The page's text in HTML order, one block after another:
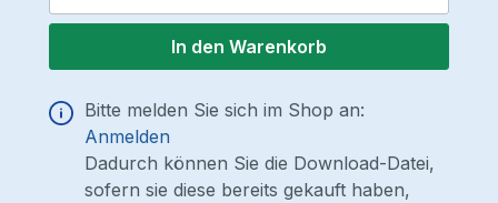
In den Warenkorb
Bitte melden Sie sich im Shop an:
Anmelden
Dadurch können Sie die Download-Datei,
sofern sie diese bereits gekauft haben,